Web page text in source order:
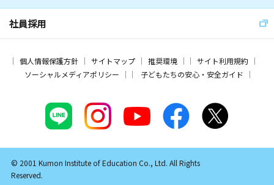
社員採用
個人情報保護方針 サイトマップ 推奨環境
サイト利用規約
ソーシャルメディアポリシー
子どもたちの安心・安全ガイド
© 2001 Kumon Institute of Education Co., Ltd. All Rights
Reserved.